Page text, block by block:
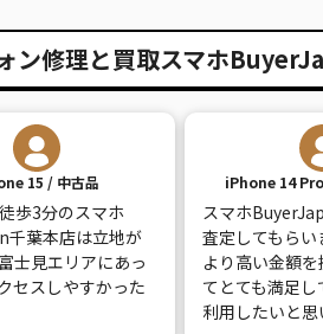
¥7,000
¥5,000
¥3,000
¥20,600
¥30,100
¥9,100
¥7,800
ン修理と買取スマホ
15 / 中古品
歩3分のスマホ
千葉本店は立地が
士見エリアにあっ
セスしやすかった
iPhone 14
スマホ
査定してもら
より高い金額
てとても満足
利用したいと思